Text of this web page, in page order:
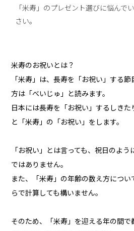
「米寿」のプレゼント選びに悩んで
さい。
米寿のお祝いとは？
「米寿」は、長寿を「お祝い」する
方は「べいじゅ」と読みます。
日本には長寿を「お祝い」するしきた
と「米寿」の「お祝い」をします。
「お祝い」とは言っても、祝日のよ
ではありません。
また、「米寿」の年齢の数え方につい
らで計算しても構いません。
そのため、「米寿」を迎える年の間